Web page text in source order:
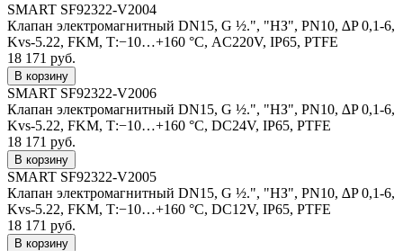
SMART SF92322-V2004
Клапан электромагнитный DN15, G ½.", "НЗ", PN10, ∆P 0,1-6,
Kvs-5.22, FKM, Т:−10…+160 °С, AC220V, IP65, PTFE
18 171 руб.
SMART SF92322-V2006
Клапан электромагнитный DN15, G ½.", "НЗ", PN10, ∆P 0,1-6,
Kvs-5.22, FKM, Т:−10…+160 °С, DC24V, IP65, PTFE
18 171 руб.
SMART SF92322-V2005
Клапан электромагнитный DN15, G ½.", "НЗ", PN10, ∆P 0,1-6,
Kvs-5.22, FKM, Т:−10…+160 °С, DC12V, IP65, PTFE
18 171 руб.